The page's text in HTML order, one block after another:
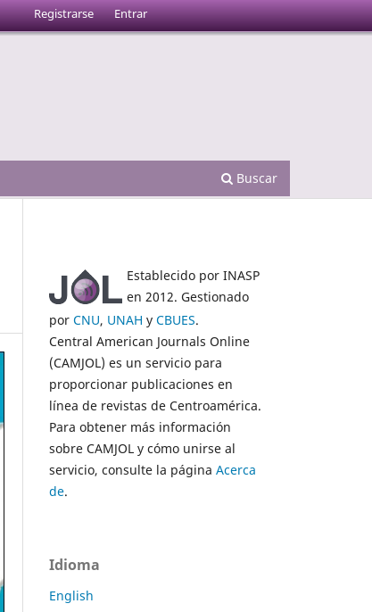
Buscar
Registrarse Entrar
Establecido por INASP
en 2012. Gestionado
por CNU, UNAH y CBUES.
Central American Journals Online
(CAMJOL) es un servicio para
proporcionar publicaciones en
línea de revistas de Centroamérica.
Para obtener más información
sobre CAMJOL y cómo unirse al
servicio, consulte la página Acerca
de.
Idioma
English